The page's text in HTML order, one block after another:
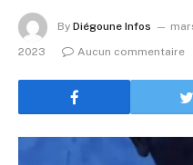
By Diégoune Infos
2023
Aucun commentaire